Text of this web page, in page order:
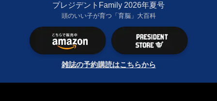
プレジデントFamily 2026年夏号
頭のいい子が育つ「育脳」大百科
雑誌の予約購読はこちらから